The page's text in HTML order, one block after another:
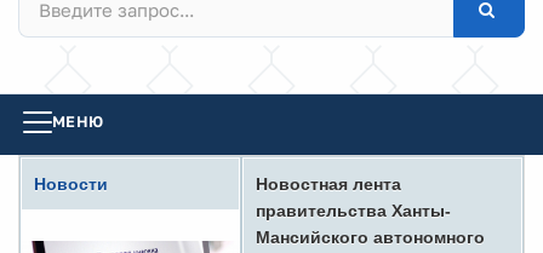
МЕНЮ
Новости
Новостная лента
правительства Ханты-
Мансийского автономного